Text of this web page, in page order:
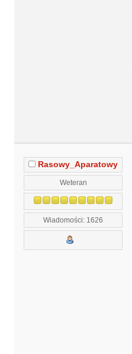
Rasowy_Aparatowy
Weteran
Wiadomości: 1626